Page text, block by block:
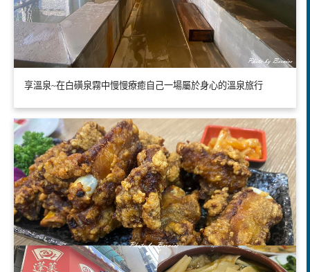
享溫泉~在白磺泉霧中慢慢療癒自己一場屬於身心的溫泉旅行